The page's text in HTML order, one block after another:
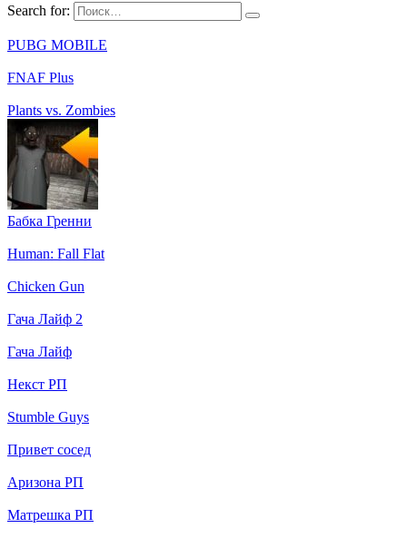
Search for:
PUBG MOBILE
FNAF Plus
Plants vs. Zombies
Бабка Гренни
Human: Fall Flat
Chicken Gun
Гача Лайф 2
Гача Лайф
Некст РП
Stumble Guys
Привет сосед
Аризона РП
Матрешка РП